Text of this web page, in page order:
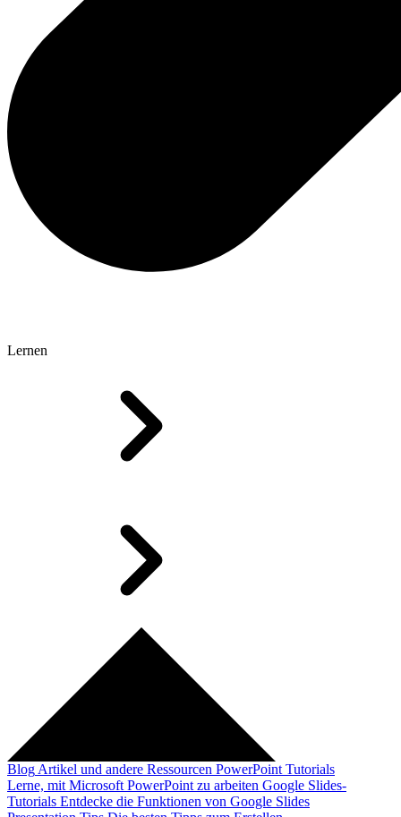
Lernen
Blog Artikel und andere Ressourcen PowerPoint Tutorials
Lerne, mit Microsoft PowerPoint zu arbeiten Google Slides-
Tutorials Entdecke die Funktionen von Google Slides